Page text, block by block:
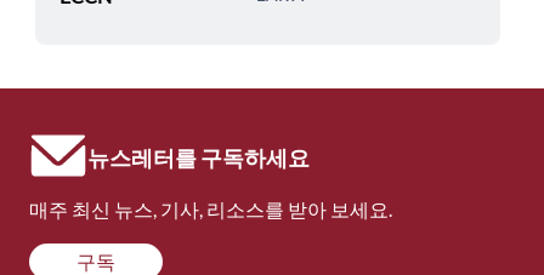
뉴스레터를 구독하세요
매주 최신 뉴스, 기사, 리소스를 받아 보세요.
구독